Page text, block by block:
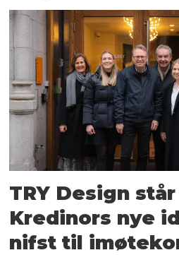
TRY Design
Kredinors nye
nifst til